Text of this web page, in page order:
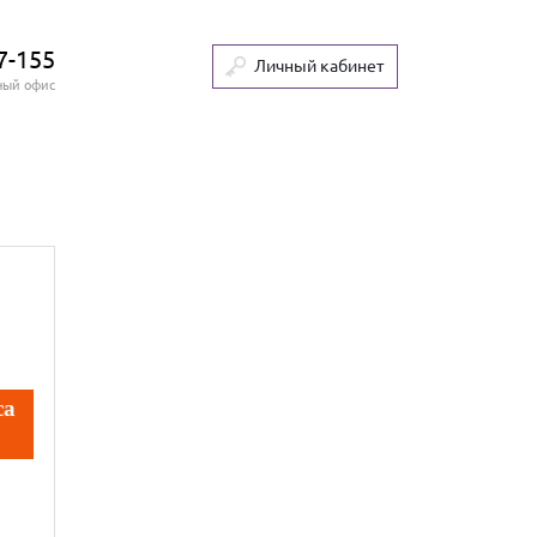
155
офис
Личный кабинет